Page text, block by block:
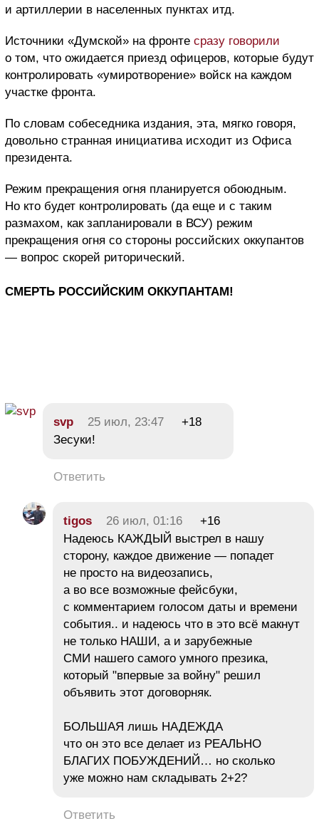
и артиллерии в населенных пунктах итд.
Источники «Думской» на фронте сразу говорили
о том, что ожидается приезд офицеров, которые будут
контролировать «умиротворение» войск на каждом
участке фронта.
По словам собеседника издания, эта, мягко говоря,
довольно странная инициатива исходит из Офиса
президента.
Режим прекращения огня планируется обоюдным.
Но кто будет контролировать (да еще и с таким
размахом, как запланировали в ВСУ) режим
прекращения огня со стороны российских оккупантов
— вопрос скорей риторический.
СМЕРТЬ РОССИЙСКИМ ОККУПАНТАМ!
svp 25 июл, 23:47
+18
Зесуки!
Ответить
tigos 26 июл, 01:16
+16
Надеюсь КАЖДЫЙ выстрел в нашу
сторону, каждое движение — попадет
не просто на видеозапись,
а во все возможные фейсбуки,
с комментарием голосом даты и времени
события.. и надеюсь что в это всё макнут
не только НАШИ, а и зарубежные
СМИ нашего самого умного презика,
который "впервые за войну" решил
объявить этот договорняк.
БОЛЬШАЯ лишь НАДЕЖДА
что он это все делает из РЕАЛЬНО
БЛАГИХ ПОБУЖДЕНИЙ… но сколько
уже можно нам складывать 2+2?
Ответить